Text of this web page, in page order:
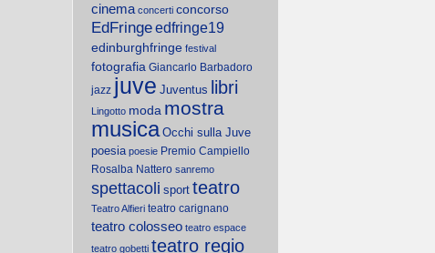
cinema concerti concorso
EdFringeedfringe19
edinburghfringe festival
fotografia Giancarlo Barbadoro
jazz juve Juventus libri
Lingotto moda mostra
musica Occhi sulla Juve
poesia poesie Premio Campiello
Rosalba Nattero sanremo
spettacoli sport teatro
Teatro Alfieri teatro carignano
teatro colosseo teatro espace
teatro gobetti teatro regio